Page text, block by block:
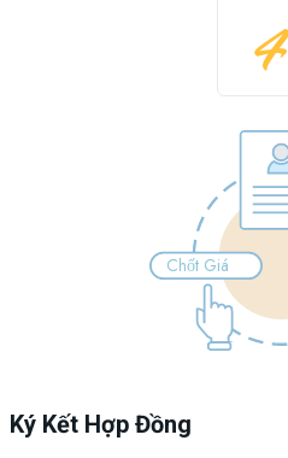
4
Chốt Giá
Ký Kết Hợp Đồng